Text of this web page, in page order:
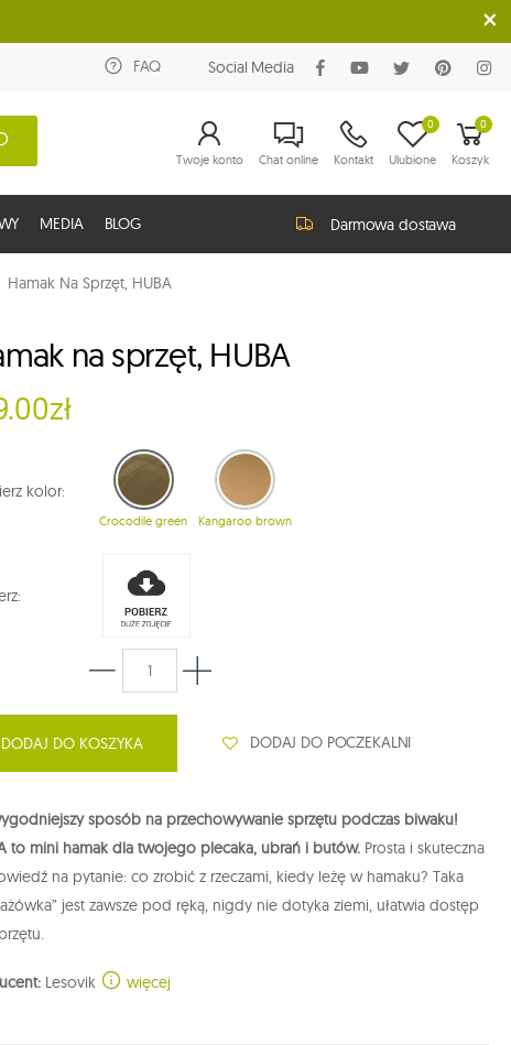
FAQ Social Media
Twoje konto Chat online Kontakt Ulubione
0 0
Koszyk
MEDIA BLOG Darmowa dostawa
Hamak Na Sprzęt, HUBA
na sprzęt, HUBA
kolor:
Crocodile green Kangaroo brown
DODAJ DO KOSZYKA DODAJ DO POCZEKALNI
sposób na przechowywanie sprzętu podczas biwaku!
to mini hamak dla twojego plecaka, ubrań i butów. Prosta i skuteczna
na pytanie: co zrobić z rzeczami, kiedy leżę w hamaku? Taka
jest zawsze pod ręką, nigdy nie dotyka ziemi, ułatwia dostęp
Lesovik więcej